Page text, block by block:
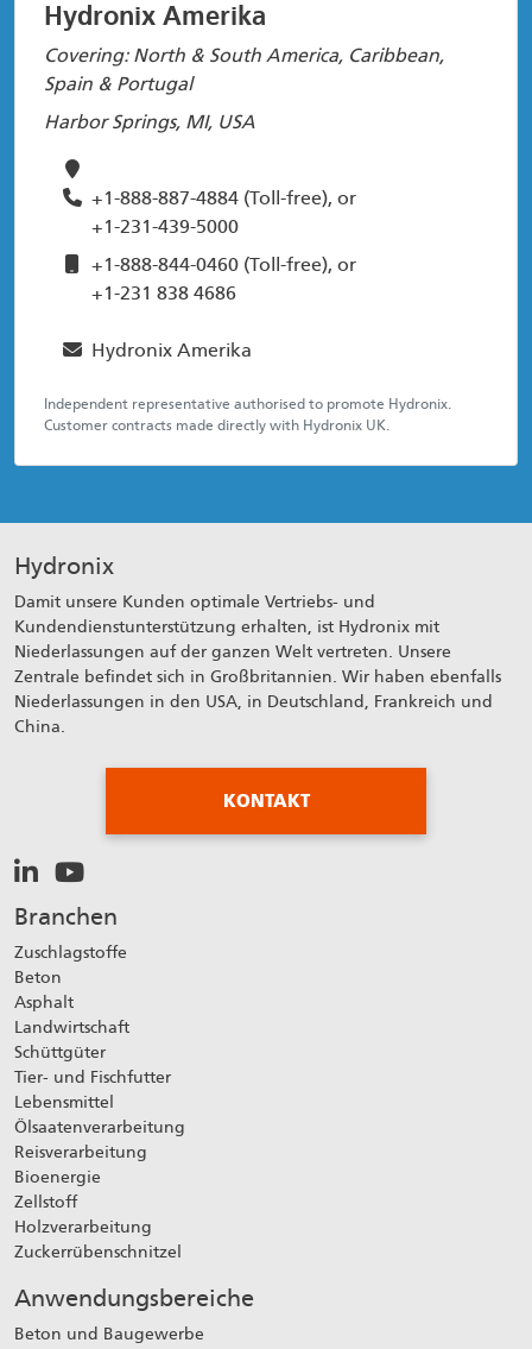
Hydronix Amerika
Covering: North & South America, Caribbean,
Spain & Portugal
Harbor Springs, MI, USA
+1-888-887-4884 (Toll-free), or
+1-231-439-5000
+1-888-844-0460 (Toll-free), or
+1-231 838 4686
Hydronix Amerika
Independent representative authorised to promote Hydronix.
Customer contracts made directly with Hydronix UK.
Hydronix
Damit unsere Kunden optimale Vertriebs- und
Kundendienstunterstützung erhalten, ist Hydronix mit
Niederlassungen auf der ganzen Welt vertreten. Unsere
Zentrale befindet sich in Großbritannien. Wir haben ebenfalls
Niederlassungen in den USA, in Deutschland, Frankreich und
China.
KONTAKT
Branchen
Zuschlagstoffe
Beton
Asphalt
Landwirtschaft
Schüttgüter
Tier- und Fischfutter
Lebensmittel
Ölsaatenverarbeitung
Reisverarbeitung
Bioenergie
Zellstoff
Holzverarbeitung
Zuckerrübenschnitzel
Anwendungsbereiche
Beton und Baugewerbe